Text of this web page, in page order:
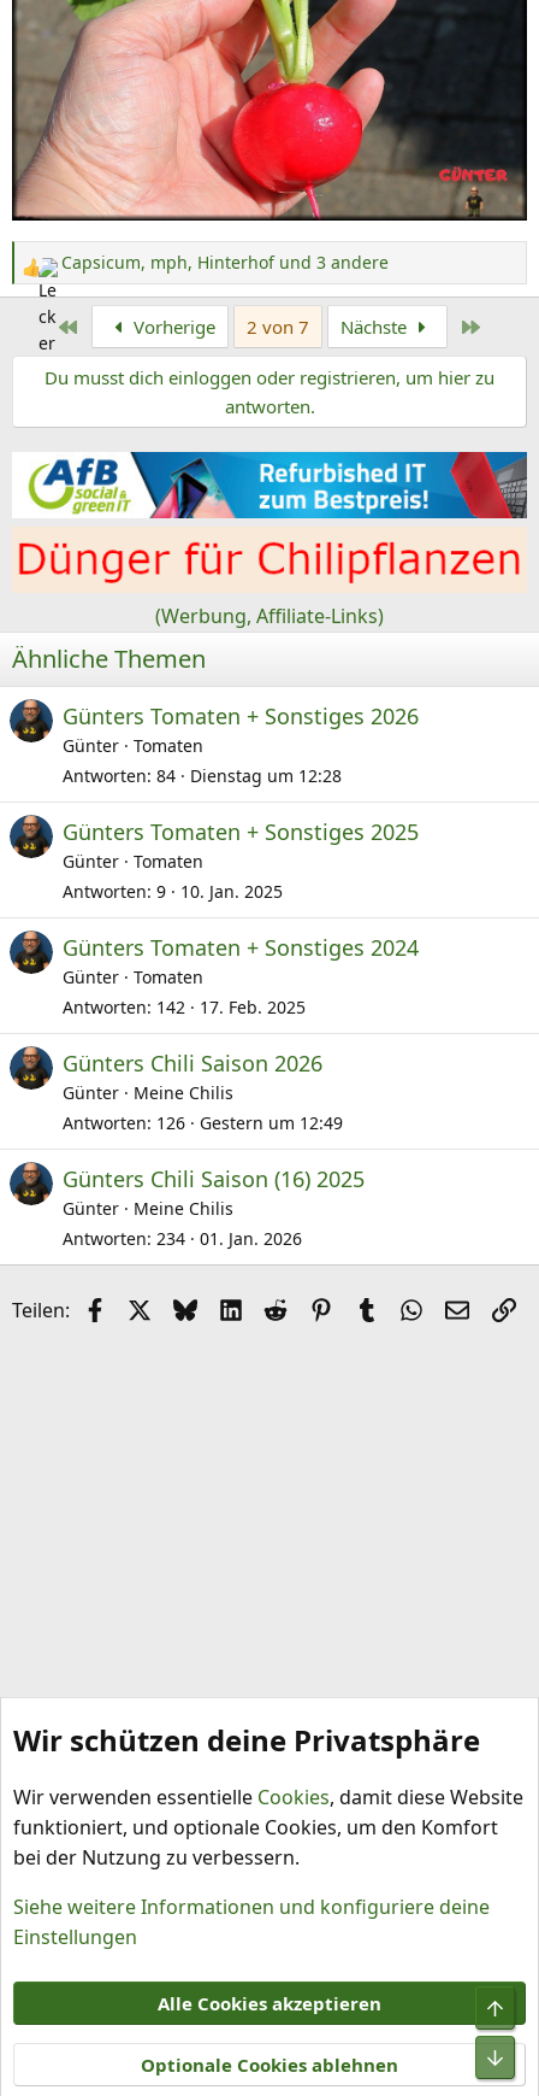
R
e
k
o
e
:
Capsicum, mph, Hinterhofund 3 andere
Erste Vorherige 2 von 7 Nächste
Du musst dich einloggen oder registrieren, um hier zu
antworten.
(Werbung, Affiliate-Links)
Ähnliche Themen
Günters Tomaten + Sonstiges 2026
Günter
Tomaten
Antworten 84 Dienstag um 12:28
Günters Tomaten + Sonstiges 2025
Günter
Tomaten
Antworten 9 10. Jan. 2025
Günters Tomaten + Sonstiges 2024
Günter
Tomaten
Antworten 142 17. Feb. 2025
Günters Chili Saison 2026
Günter
Meine Chilis
Antworten 126 Gestern um 12:49
Günters Chili Saison (16) 2025
Günter
Meine Chilis
Antworten 234 01. Jan. 2026
Teilen: FacebookX (Twitter)
BlueskyLinkedIn
Reddit Pinterest
Tumblr WhatsApp
E-Mail
Nutzungsbedingungen
Datenschutz
Hilfe und Impressum
R
S
S
Community platform by XenForo® © 2010-2026 XenForo Ltd.
Wir schützen deine Privatsphäre
Wir verwenden essentielle Cookies, damit diese Website
funktioniert, und optionale Cookies, um den Komfort
bei der Nutzung zu verbessern.
Siehe weitere Informationen und konfiguriere deine
Einstellungen
Alle Cookies akzeptieren
Optionale Cookies ablehnen